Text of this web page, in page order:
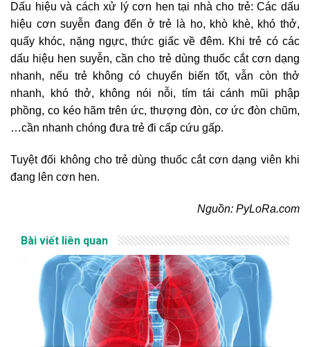
Dấu hiệu và cách xử lý cơn hen tại nhà cho trẻ: Các dấu
hiệu cơn suyễn đang đến ở trẻ là ho, khò khè, khó thở,
quấy khóc, nặng ngực, thức giấc về đêm. Khi trẻ có các
dấu hiệu hen suyễn, cần cho trẻ dùng thuốc cắt cơn dạng
nhanh, nếu trẻ không có chuyển biến tốt, vẫn còn thở
nhanh, khó thở, không nói nỗi, tím tái cánh mũi phập
phồng, co kéo hãm trên ức, thượng đòn, cơ ức đòn chũm,
…cần nhanh chóng đưa trẻ đi cấp cứu gấp.
Tuyệt đối không cho trẻ dùng thuốc cắt cơn dạng viên khi
đang lên cơn hen.
Nguồn: PyLoRa.com
Bài viết liên quan